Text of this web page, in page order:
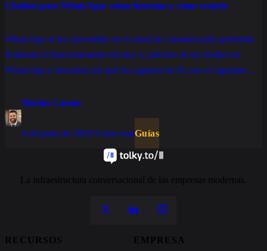
Chatbot para WhatsApp: cómo funciona y cómo crearlo
WhatsApp se ha convertido en el canal de comunicación preferido.
Entienda el funcionamiento técnico y práctico de un chatbot en
WhatsApp y descubra por qué los agentes de IA son el siguiente
Marlos Carmo
4 de junio de 2026·9 min readGuías
La infraestructura conversacional de las empresas modernas.
RECURSOS EMPRESA